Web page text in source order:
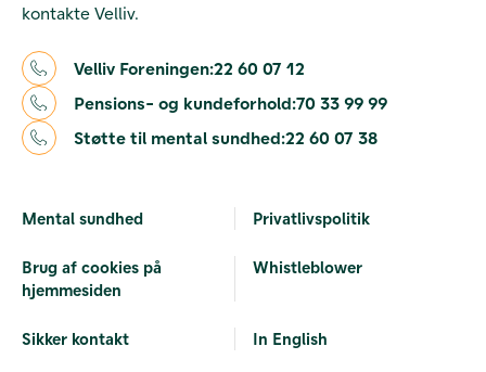
kontakte Velliv.
Velliv Foreningen:22 60 07 12
Pensions- og kundeforhold:70 33 99 99
Støtte til mental sundhed:22 60 07 38
Mental sundhed Privatlivspolitik
Brug af cookies på
hjemmesiden
Whistleblower
Sikker kontakt In English